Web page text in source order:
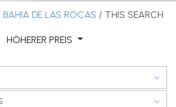
BAHIA DE LAS ROCAS / THIS SEARCH
HÖHERER PREIS